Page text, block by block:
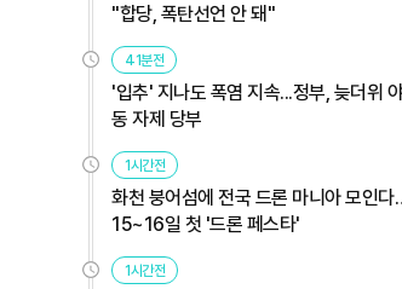
"합당, 폭탄선언 안 돼"
41분전
'입추' 지나도 폭염 지속...정부, 늦더위
동 자제 당부
1시간전
화천 붕어섬에 전국 드론 마니아 모인
15~16일 첫 '드론 페스타'
1시간전